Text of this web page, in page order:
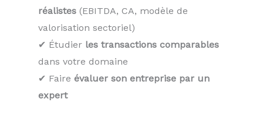
réalistes (EBITDA, CA, modèle de
valorisation sectoriel)
✔ Étudier les transactions comparables
dans votre domaine
✔ Faire évaluer son entreprise par un
expert